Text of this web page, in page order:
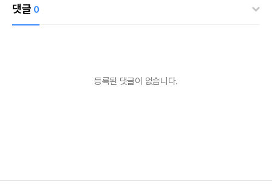
댓글 0
등록된 댓글이 없습니다.